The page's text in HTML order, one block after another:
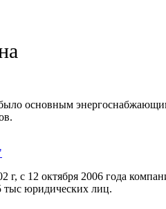
основным
с 12 октября 2006 года
тыс юридических лиц.